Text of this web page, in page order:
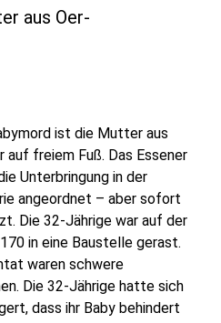
aus Oer-
ist die Mutter aus
auf freiem Fuß. Das Essener
Unterbringung in der
angeordnet – aber sofort
Die 32-Jährige war auf der
in eine Baustelle gerast.
waren schwere
Die 32-Jährige hatte sich
dass ihr Baby behindert